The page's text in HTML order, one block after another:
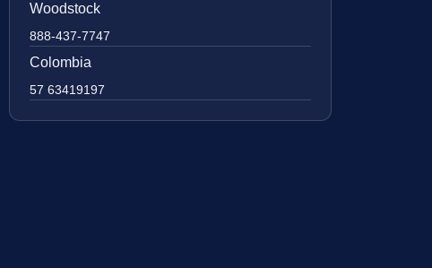
Woodstock
888-437-7747
Colombia
57 63419197